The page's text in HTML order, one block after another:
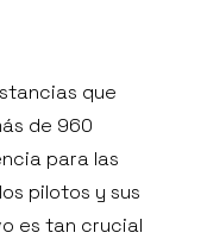
que
de 960
para las
pilotos y sus
es tan crucial